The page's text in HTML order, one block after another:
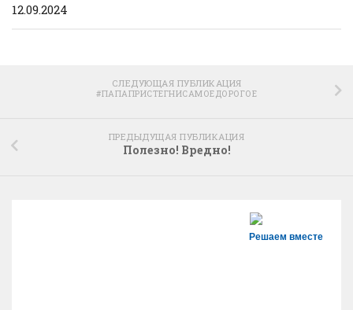
12.09.2024
СЛЕДУЮЩАЯ ПУБЛИКАЦИЯ
#ПАПАПРИСТЕГНИСАМОЕДОРОГОЕ
ПРЕДЫДУЩАЯ ПУБЛИКАЦИЯ
Полезно! Вредно!
Решаем вместе